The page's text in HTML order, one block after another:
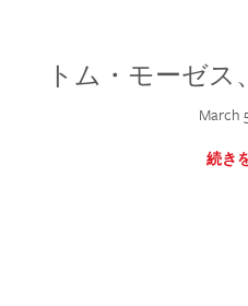
トム・モーゼス
March
続き